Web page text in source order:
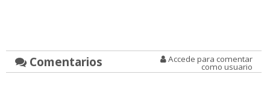
Comentarios Accede para comentar
como usuario